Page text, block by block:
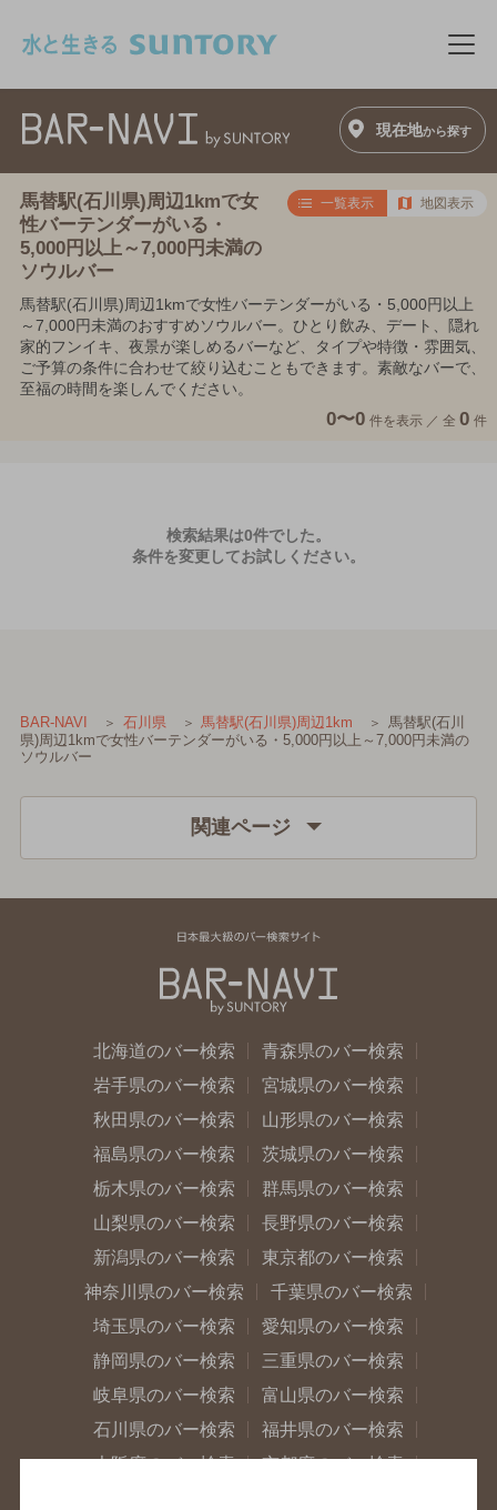
メ
現在地から探す
馬替駅(石川県)周辺1kmで女
性バーテンダーがいる・
5,000円以上～7,000円未満の
ソウルバー
一覧表示 地図表示
馬替駅(石川県)周辺1kmで女性バーテンダーがいる・5,000円以上
～7,000円未満のおすすめソウルバー。ひとり飲み、デート、隠れ
家的フンイキ、夜景が楽しめるバーなど、タイプや特徴・雰囲気、
ご予算の条件に合わせて絞り込むこともできます。素敵なバーで、
至福の時間を楽しんでください。
0〜0 件を表示 ／ 全 0 件
検索結果は0件でした。
条件を変更してお試しください。
BAR-NAVI 石川県 馬替駅(石川県)周辺1km
馬替駅(石川
県)周辺1kmで女性バーテンダーがいる・5,000円以上～7,000円未満の
ソウルバー
関連ページ
北海道のバー検索
青森県のバー検索
岩手県のバー検索
宮城県のバー検索
秋田県のバー検索
山形県のバー検索
福島県のバー検索
茨城県のバー検索
栃木県のバー検索
群馬県のバー検索
山梨県のバー検索
長野県のバー検索
新潟県のバー検索
東京都のバー検索
神奈川県のバー検索
千葉県のバー検索
埼玉県のバー検索
愛知県のバー検索
静岡県のバー検索
三重県のバー検索
岐阜県のバー検索
富山県のバー検索
石川県のバー検索
福井県のバー検索
大阪府のバー検索
京都府のバー検索